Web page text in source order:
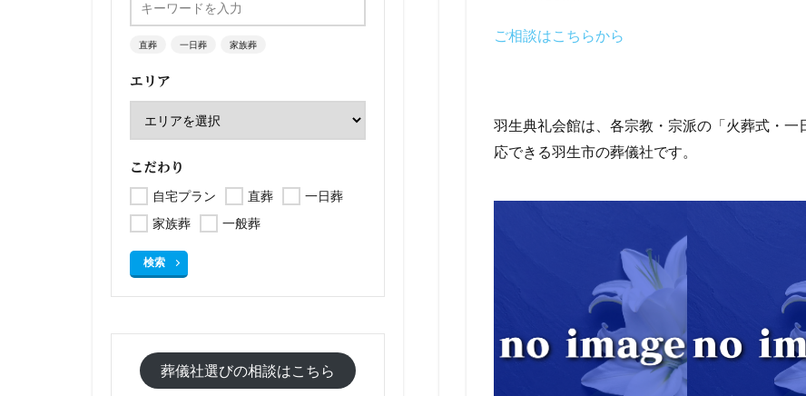
ご相談はこちらから
羽生典礼会館は、各宗教・宗派の「火葬式・
応できる羽生市の葬儀社です。
直葬 一日葬 家族葬
エリア
こだわり
自宅プラン 直葬
一日葬
家族葬
一般葬
検索
葬儀社選びの相談はこちら